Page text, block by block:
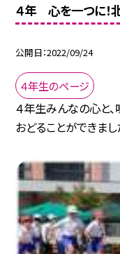
４年 心を一つに！
公開日 2022/09/24
４年生のページ
４年生みんなの心と、
おどることができまし